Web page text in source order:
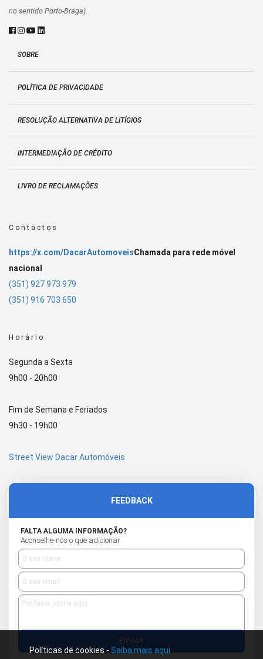
no sentido Porto-Braga)
SOBRE
POLÍTICA DE PRIVACIDADE
RESOLUÇÃO ALTERNATIVA DE LITÍGIOS
INTERMEDIAÇÃO DE CRÉDITO
LIVRO DE RECLAMAÇÕES
Contactos
https://x.com/DacarAutomoveisChamada para rede móvel
nacional
(351) 927 973 979
(351) 916 703 650
Horário
Segunda a Sexta
9h00 - 20h00
Fim de Semana e Feriados
9h30 - 19h00
Street View Dacar Automóveis
FEEDBACK
FALTA ALGUMA INFORMAÇÃO?
Aconselhe-nos o que adicionar
ENVIAR
Políticas de cookies - Saiba mais aqui